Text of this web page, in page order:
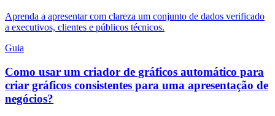
Aprenda a apresentar com clareza um conjunto de dados verificado
a executivos, clientes e públicos técnicos.
Guia
Como usar um criador de gráficos automático para
criar gráficos consistentes para uma apresentação de
negócios?